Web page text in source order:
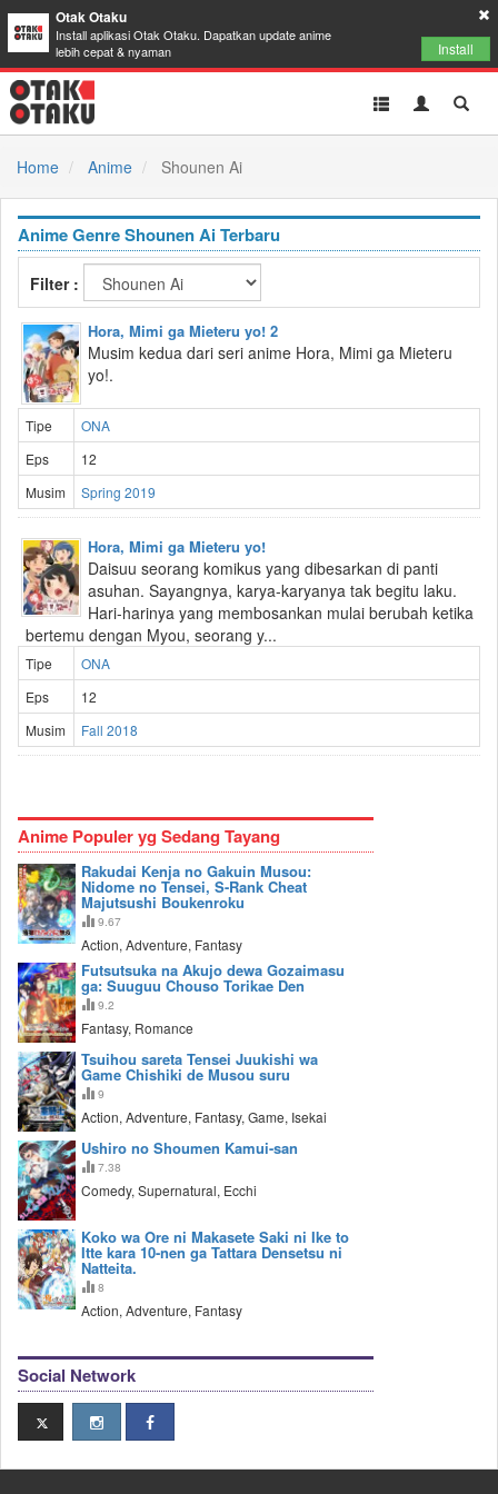
Otak Otaku
Install aplikasi Otak Otaku. Dapatkan update anime
lebih cepat & nyaman
Install
Toggle
Toggle
Home
Anime Shounen Ai
Anime Genre Shounen Ai Terbaru
Filter :
Hora, Mimi ga Mieteru yo! 2
Musim kedua dari seri anime Hora, Mimi ga Mieteru
yo!.
Tipe
ONA
Eps
12
Musim
Spring 2019
Hora, Mimi ga Mieteru yo!
Daisuu seorang komikus yang dibesarkan di panti
asuhan. Sayangnya, karya-karyanya tak begitu laku.
Hari-harinya yang membosankan mulai berubah ketika
bertemu dengan Myou, seorang y...
Tipe
ONA
Eps
12
Musim
Fall 2018
Anime Populer yg Sedang Tayang
Rakudai Kenja no Gakuin Musou:
Nidome no Tensei, S-Rank Cheat
Majutsushi Boukenroku
9.67
Action, Adventure, Fantasy
Futsutsuka na Akujo dewa Gozaimasu
ga: Suuguu Chouso Torikae Den
9.2
Fantasy, Romance
Tsuihou sareta Tensei Juukishi wa
Game Chishiki de Musou suru
9
Action, Adventure, Fantasy, Game, Isekai
Ushiro no Shoumen Kamui-san
7.38
Comedy, Supernatural, Ecchi
Koko wa Ore ni Makasete Saki ni Ike to
Itte kara 10-nen ga Tattara Densetsu ni
Natteita.
8
Action, Adventure, Fantasy
Social Network